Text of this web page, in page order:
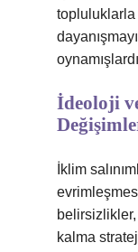
İdeoloji
İklim
kalma